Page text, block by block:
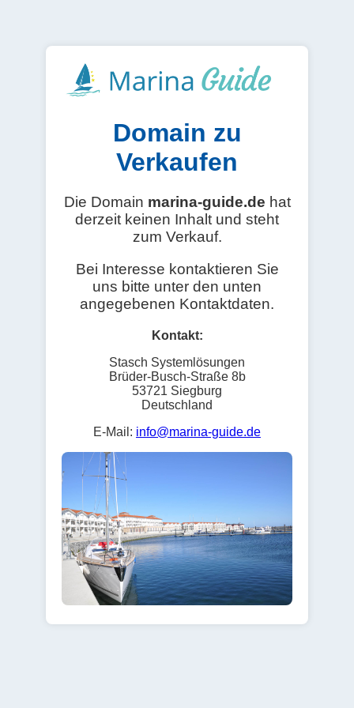
Domain zu
Verkaufen
Die Domain marina-guide.de hat
derzeit keinen Inhalt und steht
zum Verkauf.
Bei Interesse kontaktieren Sie
uns bitte unter den unten
angegebenen Kontaktdaten.
Kontakt:
Stasch Systemlösungen
Brüder-Busch-Straße 8b
53721 Siegburg
Deutschland
E-Mail: info@marina-guide.de